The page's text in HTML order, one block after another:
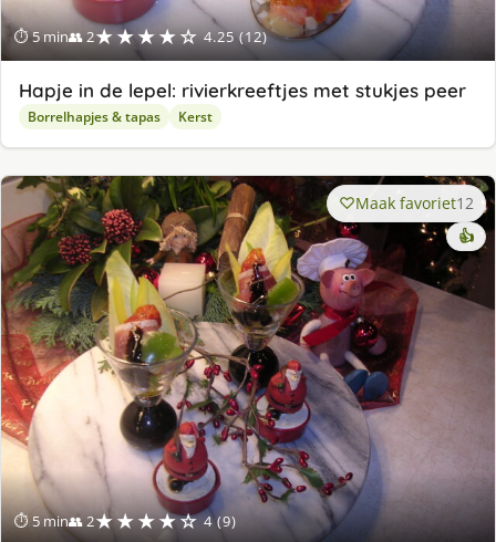
⏱ 5 min👥 2★★★★☆ 4.25 (12)
Hapje in de lepel: rivierkreeftjes met stukjes peer
Borrelhapjes & tapas Kerst
⏱ 5 min👥 2★★★★☆ 4 (9)
Maak favoriet12
👍